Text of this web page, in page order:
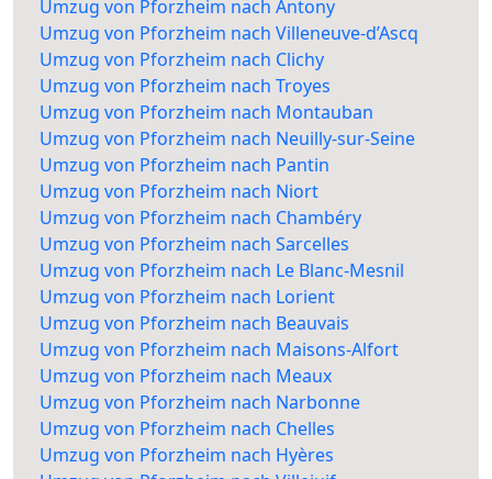
Umzug von Pforzheim nach Antony
Umzug von Pforzheim nach Villeneuve-d’Ascq
Umzug von Pforzheim nach Clichy
Umzug von Pforzheim nach Troyes
Umzug von Pforzheim nach Montauban
Umzug von Pforzheim nach Neuilly-sur-Seine
Umzug von Pforzheim nach Pantin
Umzug von Pforzheim nach Niort
Umzug von Pforzheim nach Chambéry
Umzug von Pforzheim nach Sarcelles
Umzug von Pforzheim nach Le Blanc-Mesnil
Umzug von Pforzheim nach Lorient
Umzug von Pforzheim nach Beauvais
Umzug von Pforzheim nach Maisons-Alfort
Umzug von Pforzheim nach Meaux
Umzug von Pforzheim nach Narbonne
Umzug von Pforzheim nach Chelles
Umzug von Pforzheim nach Hyères